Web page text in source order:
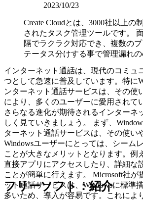
インターネット通話は、現代のコミュ
つとして急速に普及しています。特に
ンターネット通話サービスは、その使
により、多くのユーザーに愛用されて
さらなる進化が期待されるインターネ
しく見ていきましょう。 まず、
ターネット通話サービスは、その使い
Windowsユーザーにとっては、シーム
ことが大きなメリットとなります。例
直接アプリにアクセスしたり、詳細な
ことが簡単に行えます。 Microsoft社が
ット通話サービスは、Windowsに標準
多いため、導入が容易です。これによ
2023/10/23
Create Cloudとは、3000社以上の
されたタスク管理ツールです。
隔でラクラク対応でき、複数の
テータス分けする事で管理漏れの
フリーソフト：紹介